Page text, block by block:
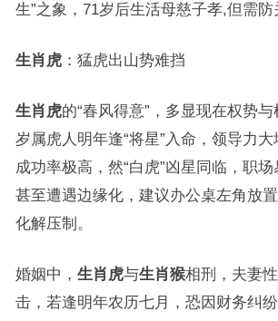
生”之象，71岁后生活母慈子孝,但需防
生肖虎：猛虎出山势难挡
生肖虎的“春风得意”，多显现在权势
岁属虎人明年逢“将星”入命，领导力
成功率极高，然“白虎”凶星同临，职场
甚至遭遇边缘化，建议办公桌左角放置
化解压制。
婚姻中， 生肖虎与生肖猴相刑，夫妻
击，若逢明年农历七月，恐因财务纠